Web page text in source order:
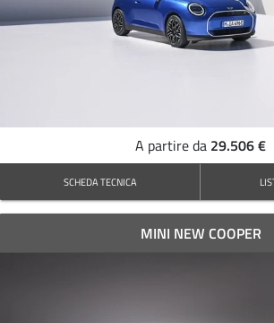
A partire da 29.506 €
SCHEDA TECNICA
MINI NEW COOPER